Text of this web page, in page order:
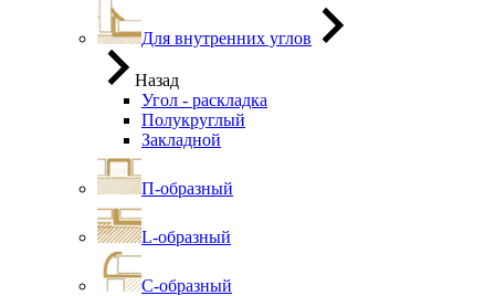
Для внутренних углов
Назад
Угол - раскладка
Полукруглый
Закладной
П-образный
L-образный
С-образный